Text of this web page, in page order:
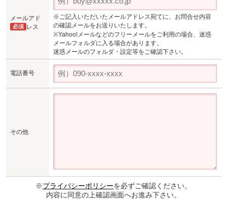
メールアド
レス
必須
※ご記入いただいたメールアドレス宛てに、お問合せ内容
の確認メールをお送りいたします。
※Yahoo!メールなどのフリーメールをご利用の場合、迷惑
メールフォルダに入る場合があります。
迷惑メールのフォルダ・設定等をご確認下さい。
電話番号
その他
※プライバシーポリシーを必ずご確認ください。
内容に同意の上確認画面へお進み下さい。